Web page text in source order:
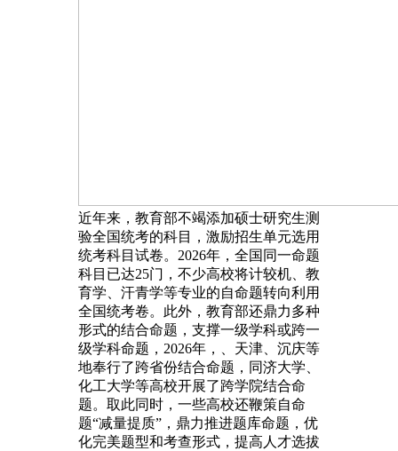
近年来，教育部不竭添加硕士研究生测
验全国统考的科目，激励招生单元选用
统考科目试卷。2026年，全国同一命题
科目已达25门，不少高校将计较机、教
育学、汗青学等专业的自命题转向利用
全国统考卷。此外，教育部还鼎力多种
形式的结合命题，支撑一级学科或跨一
级学科命题，2026年，、天津、沉庆等
地奉行了跨省份结合命题，同济大学、
化工大学等高校开展了跨学院结合命
题。取此同时，一些高校还鞭策自命
题“减量提质”，鼎力推进题库命题，优
化完美题型和考查形式，提高人才选拔